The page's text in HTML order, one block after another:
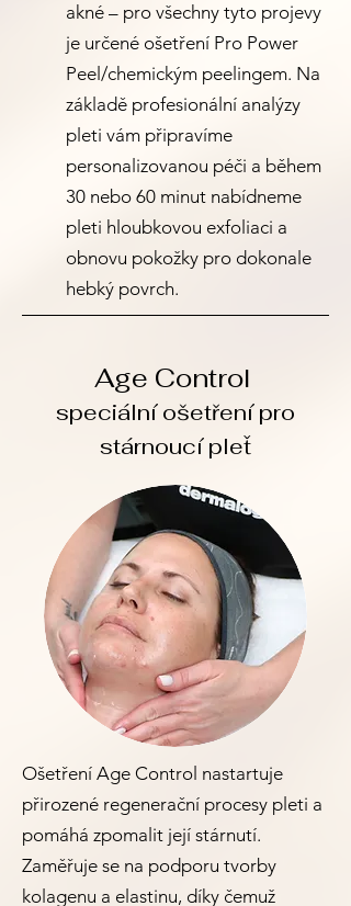
akné – pro všechny tyto projevy
je určené ošetření Pro Power
Peel/chemickým peelingem. Na
základě profesionální analýzy
pleti vám připravíme
personalizovanou péči a během
30 nebo 60 minut nabídneme
pleti hloubkovou exfoliaci a
obnovu pokožky pro dokonale
hebký povrch.
Age Control
speciální ošetření pro
stárnoucí pleť
Ošetření Age Control nastartuje
přirozené regenerační procesy pleti a
pomáhá zpomalit její stárnutí.
Zaměřuje se na podporu tvorby
kolagenu a elastinu, díky čemuž